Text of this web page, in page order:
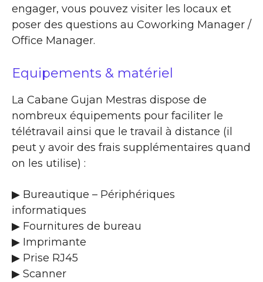
engager, vous pouvez visiter les locaux et
poser des questions au Coworking Manager /
Office Manager.
Equipements & matériel
La Cabane Gujan Mestras dispose de
nombreux équipements pour faciliter le
télétravail ainsi que le travail à distance (il
peut y avoir des frais supplémentaires quand
on les utilise) :
▶ Bureautique – Périphériques
informatiques
▶ Fournitures de bureau
▶ Imprimante
▶ Prise RJ45
▶ Scanner